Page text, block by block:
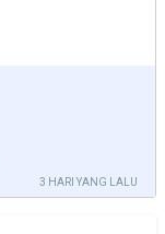
3 HARI YANG LALU